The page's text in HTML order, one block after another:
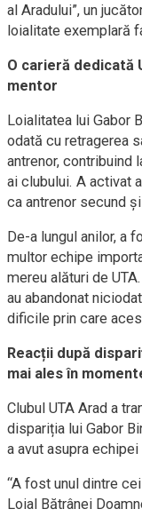
al Aradului”, un
loialitate exemplară
O carieră dedicată
mentor
Loialitatea lui Gabor
odată cu retragerea
antrenor, contribuind
ai clubului. A activat
ca antrenor secund
De-a lungul anilor, a
multor echipe
mereu alături de
au abandonat
dificile prin care
Reacții după
mai ales în
Clubul UTA Arad a
dispariția lui Gabor
a avut asupra
“A fost unul dintre
Loial Bătrânei